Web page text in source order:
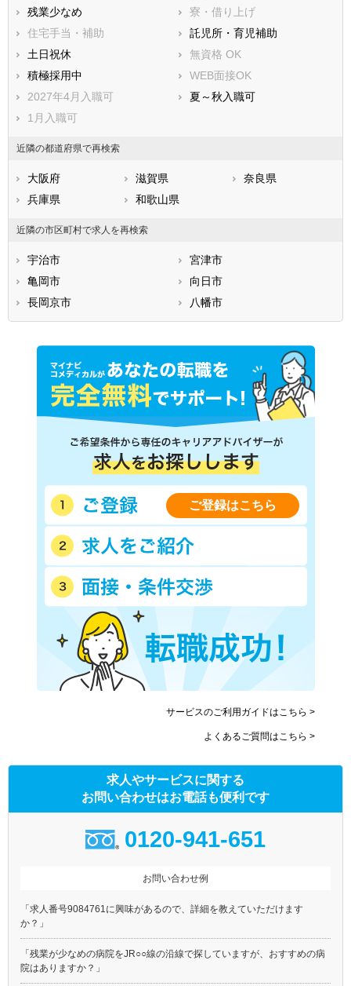
残業少なめ
寮・借り上げ
住宅手当・補助
託児所・育児補助
土日祝休
無資格 OK
積極採用中
WEB面接OK
2027年4月入職可
夏～秋入職可
1月入職可
近隣の都道府県で再検索
大阪府 滋賀県
奈良県
兵庫県
和歌山県
近隣の市区町村で求人を再検索
宇治市
宮津市
亀岡市
向日市
長岡京市
八幡市
ご登録はこちら
サービスのご利用ガイドはこちら >
よくあるご質問はこちら >
求人やサービスに関する
お問い合わせはお電話も便利です
0120-941-651
お問い合わせ例
「求人番号9084761に興味があるので、詳細を教えていただけます
か？」
「残業が少なめの病院をJR○○線の沿線で探していますが、おすすめの病
院はありますか？」